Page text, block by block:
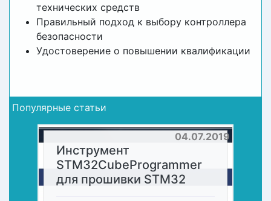
технических средств
Правильный подход к выбору контроллера
безопасности
Удостоверение о повышении квалификации
Популярные статьи
Инструмент
STM32CubeProgrammer
для прошивки STM32
04.07.2019